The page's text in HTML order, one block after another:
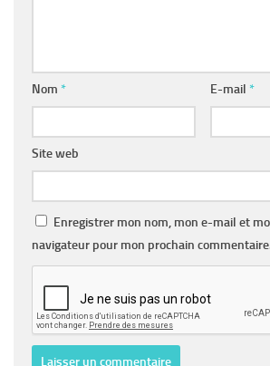
Nom * E-mail *
Site web
Enregistrer mon nom, mon e-mail et
navigateur pour mon prochain